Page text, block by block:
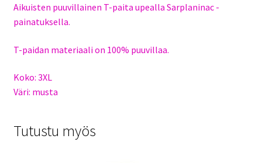
Aikuisten puuvillainen T-paita upealla Sarplaninac -
painatuksella.
T-paidan materiaali on 100% puuvillaa.
Koko: 3XL
Väri: musta
Tutustu myös